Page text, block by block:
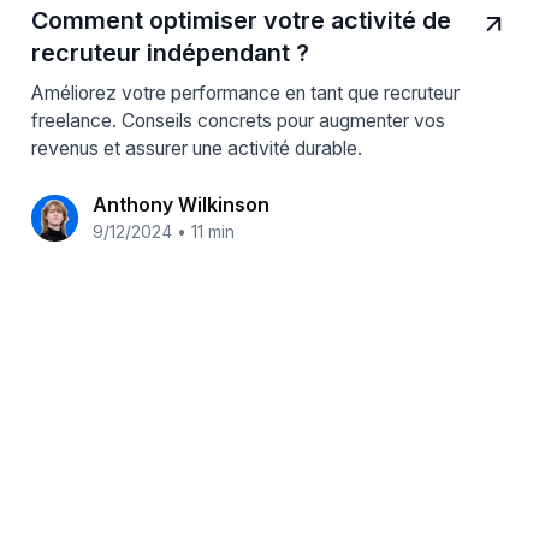
Comment optimiser votre activité de
recruteur indépendant ?
Améliorez votre performance en tant que recruteur
freelance. Conseils concrets pour augmenter vos
revenus et assurer une activité durable.
Anthony Wilkinson
9/12/2024 • 11 min